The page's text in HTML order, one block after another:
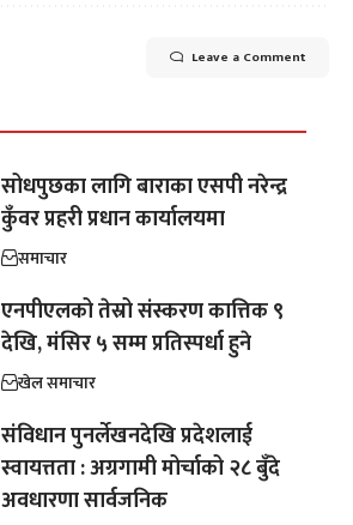
Leave a Comment
सोधपुछका लागि बाराका एसपी नरेन्द्र
कुँवर प्रहरी प्रधान कार्यालयमा
समाचार
एनपीएलको तेस्रो संस्करण कात्तिक ९
देखि, मंसिर ५ सम्म प्रतिस्पर्धा हुने
खेल समाचार
संविधान पुनर्लेखनदेखि प्रदेशलाई
स्वायत्तता : अग्रगामी मोर्चाको २८ बुँदे
अवधारणा सार्वजनिक